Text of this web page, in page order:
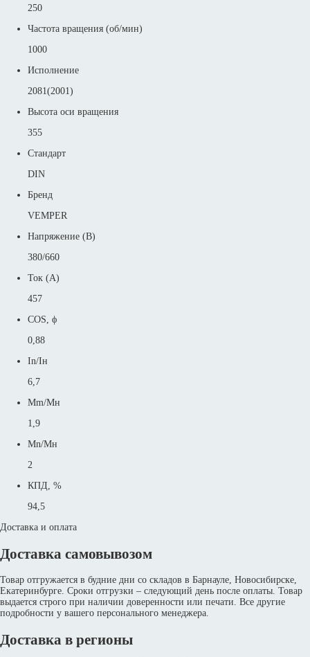
250
Частота вращения (об/мин)
1000
Исполнение
2081(2001)
Высота оси вращения
355
Стандарт
DIN
Бренд
VEMPER
Напряжение (В)
380/660
Ток (А)
457
COS, ϕ
0,88
In/Iн
6,7
Mm/Mн
1,9
Mn/Mн
2
КПД, %
94,5
Доставка и оплата
Доставка самовывозом
Товар отгружается в будние дни со складов в Барнауле, Новосибирске,
Екатеринбурге. Сроки отгрузки – следующий день после оплаты. Товар
выдается строго при наличии доверенности или печати. Все другие
подробности у вашего персонального менеджера.
Доставка в регионы